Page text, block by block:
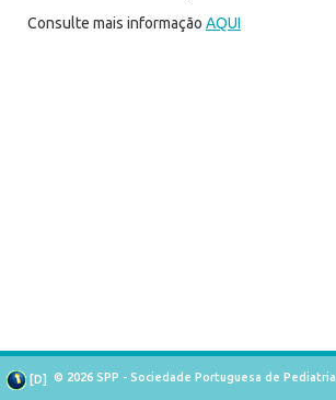
Consulte mais informação AQUI
[D] © 2026 SPP - Sociedade Portuguesa de Pediatria